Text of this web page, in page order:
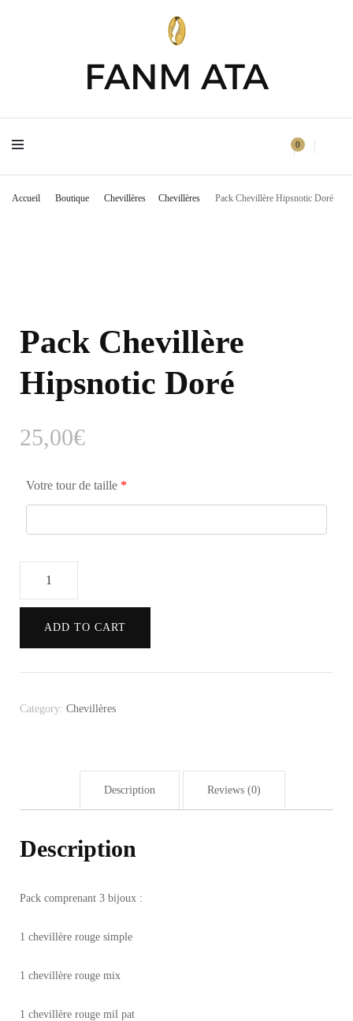
FANM ATA
0
FANM ATA
Accueil Boutique Chevillères Chevillères Pack Chevillère Hipsnotic Doré
Pack Chevillère
Hipsnotic Doré
25,00€
Votre tour de taille *
ADD TO CART
Category: Chevillères
Description Reviews (0)
Description
Pack comprenant 3 bijoux :
1 chevillère rouge simple
1 chevillère rouge mix
1 chevillère rouge mil pat